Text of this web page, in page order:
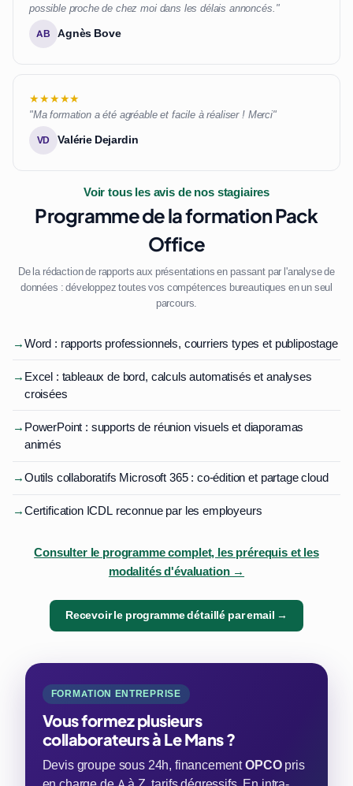
possible proche de chez moi dans les délais annoncés."
AB Agnès Bove
★★★★★
"Ma formation a été agréable et facile à réaliser ! Merci"
VD Valérie Dejardin
Voir tous les avis de nos stagiaires
Programme de la formation Pack
Office
De la rédaction de rapports aux présentations en passant par l'analyse de
données : développez toutes vos compétences bureautiques en un seul
parcours.
→Word : rapports professionnels, courriers types et publipostage
→ Excel : tableaux de bord, calculs automatisés et analyses
croisées
→ PowerPoint : supports de réunion visuels et diaporamas
animés
→Outils collaboratifs Microsoft 365 : co-édition et partage cloud
→Certification ICDL reconnue par les employeurs
Consulter le programme complet, les prérequis et les
modalités d'évaluation →
Recevoir le programme détaillé par email →
FORMATION ENTREPRISE
Vous formez plusieurs
collaborateurs à Le Mans ?
Devis groupe sous 24h, financementOPCOpris